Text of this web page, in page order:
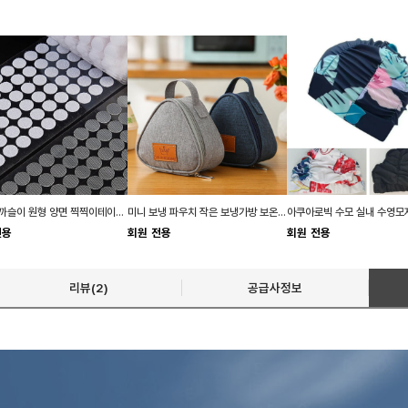
보슬이 까슬이 원형 양면 찍찍이테이프 소품 216쌍 미니 보냉 파우치 작은 보냉가방 보온 방수 파우치 도시락
회원 전용 회원 전용
리뷰(2) 공급사정보